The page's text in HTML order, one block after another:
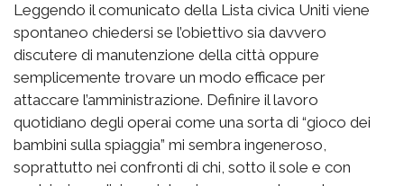
Leggendo il comunicato della Lista civica Uniti viene
spontaneo chiedersi se l’obiettivo sia davvero
discutere di manutenzione della città oppure
semplicemente trovare un modo efficace per
attaccare l’amministrazione. Definire il lavoro
quotidiano degli operai come una sorta di “gioco dei
bambini sulla spiaggia” mi sembra ingeneroso,
soprattutto nei confronti di chi, sotto il sole e con